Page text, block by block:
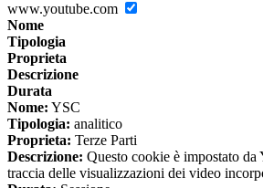
www.youtube.com
Nome
Tipologia
Proprieta
Descrizione
Durata
Nome: YSC
Tipologia: analitico
Proprieta: Terze Parti
Descrizione: Questo cookie è impostato da
traccia delle visualizzazioni dei video